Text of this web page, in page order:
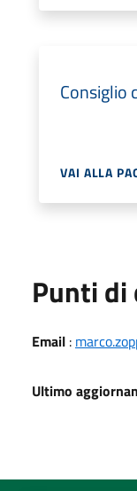
Consiglio
VAI ALLA
Punti
Email :
Ultimo